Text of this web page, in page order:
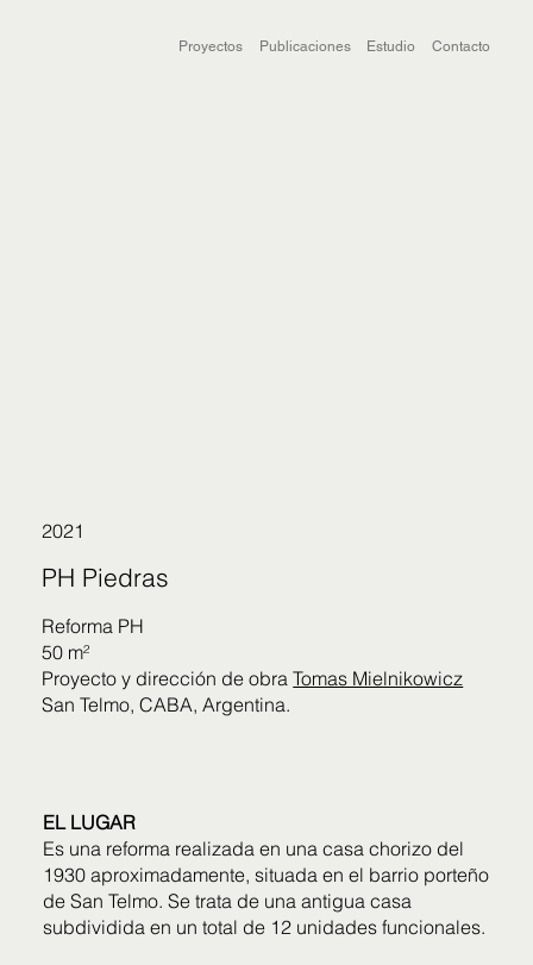
Proyectos Publicaciones Estudio Contacto
Reforma PH
50 m²
Proyecto y dirección de obraTomas Mielnikowicz
San Telmo, CABA, Argentina.
PH Piedras
2021
EL LUGAR
Es una reforma realizada en una casa chorizo del
1930 aproximadamente, situada en el barrio porteño
de San Telmo. Se trata de una antigua casa
subdividida en un total de 12 unidades funcionales.